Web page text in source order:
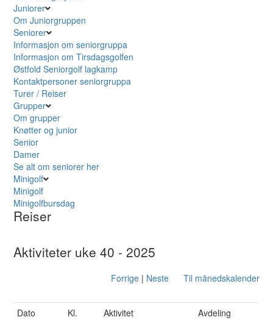
Juniorer
Om Juniorgruppen
Seniorer
Informasjon om seniorgruppa
Informasjon om Tirsdagsgolfen
Østfold Seniorgolf lagkamp
Kontaktpersoner seniorgruppa
Turer / Reiser
Grupper
Om grupper
Knøtter og junior
Senior
Damer
Se alt om seniorer her
Minigolf
Minigolf
Minigolfbursdag
Reiser
Aktiviteter uke 40 - 2025
Forrige| Neste Til månedskalender
Dato Kl. Aktivitet
Avdeling